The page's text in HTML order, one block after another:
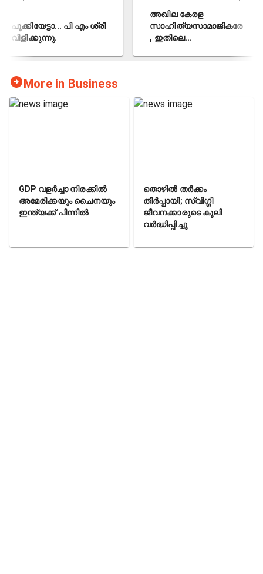
More in Business
GDP വളർച്ചാ നിരക്കിൽ
അമേരിക്കയും ചൈനയും
ഇന്ത്യക്ക് പിന്നിൽ
തൊഴിൽ തർക്കം
തീർപ്പായി; സ്വിഗ്ഗി
ജീവനക്കാരുടെ കൂലി
വർദ്ധിപ്പിച്ചു
പൂക്കിയേട്ടാ... പി എം ശ്രീ
വിളിക്കുന്നു.
അഖില കേരള
സാഹിത്യസാമാജികരേ
, ഇതിലെ...